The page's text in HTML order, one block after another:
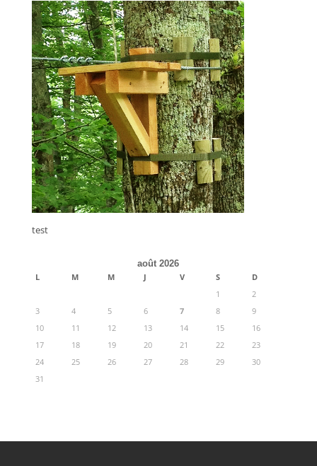
test
août 2026
L
M M J V S
D
1
2
3
4 5 6 7 8
9
10
11 12 13 14 15
16
17
18 19 20 21 22
23
24
25 26 27 28 29
30
31